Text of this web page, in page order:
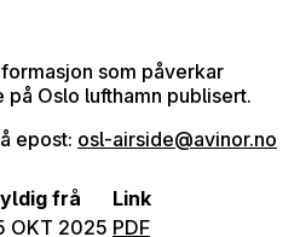
som påverkar
Oslo lufthamn publisert.
epost: osl-airside@avinor.no
frå
Link
OKT 2025 PDF